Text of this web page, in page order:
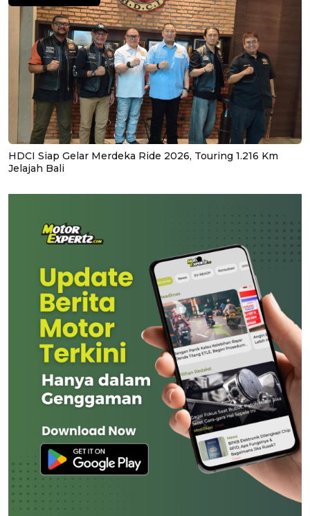
HDCI Siap Gelar Merdeka Ride 2026, Touring 1.216 Km
Jelajah Bali